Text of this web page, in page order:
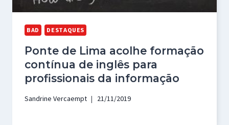
BAD DESTAQUES
Ponte de Lima acolhe formação
contínua de inglês para
profissionais da informação
Sandrine Vercaempt 21/11/2019